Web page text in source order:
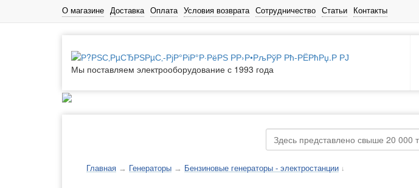
О магазине Доставка Оплата Условия возврата Сотрудничество Статьи Контакты
Мы поставляем электрооборудование с 1993 года
Главная → Генераторы → Бензиновые генераторы - электростанции ↓